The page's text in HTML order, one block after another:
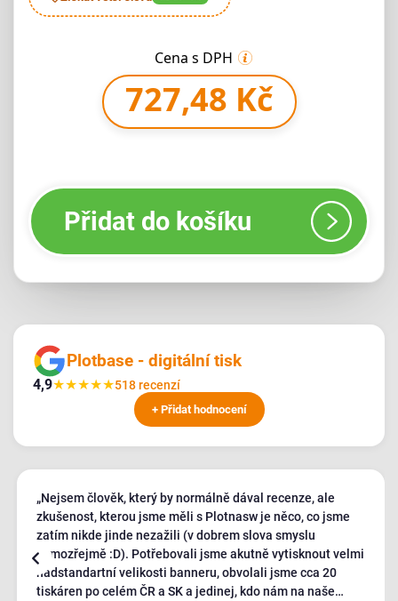
Cena s DPH
727,48 Kč
Přidat do košíku
Plotbase - digitální tisk
4,9★★★★★518 recenzí
+ Přidat hodnocení
„Nejsem člověk, který by normálně dával recenze, ale
zkušenost, kterou jsme měli s Plotnasw je něco, co jsme
zatím nikde jinde nezažili (v dobrem slova smyslu
samozřejmě :D). Potřebovali jsme akutně vytisknout velmi
nadstandartní velikosti banneru, obvolali jsme cca 20
tiskáren po celém ČR a SK a jedinej, kdo nám na naše